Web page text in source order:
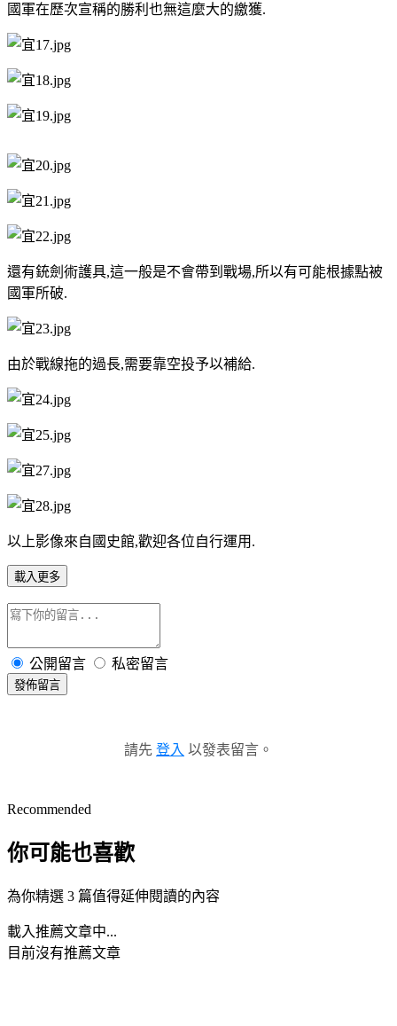
國軍在歷次宣稱的勝利也無這麼大的繳獲.
還有銃劍術護具,這一般是不會帶到戰場,所以有可能根據點被
國軍所破.
由於戰線拖的過長,需要靠空投予以補給.
以上影像來自國史館,歡迎各位自行運用.
載入更多
公開留言 私密留言
發佈留言
請先 登入 以發表留言。
Recommended
你可能也喜歡
為你精選 3 篇值得延伸閱讀的內容
載入推薦文章中...
目前沒有推薦文章